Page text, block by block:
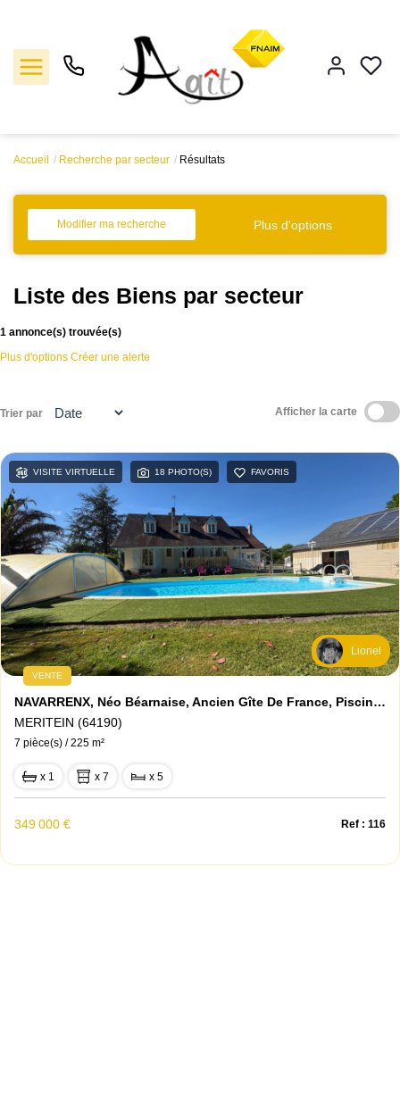
Location
Notre agence
Contact
Accueil Recherche par secteur Résultats
Modifier ma recherche Plus d'options
Liste des Biens par secteur
1 annonce(s) trouvée(s)
Plus d'options Créer une alerte
Trier par Afficher la carte
VISITE VIRTUELLE 18 PHOTO(S) FAVORIS
Lionel
VENTE
NAVARRENX, Néo Béarnaise, Ancien Gîte De France, Piscine Et Dépendances
MERITEIN (64190)
7 pièce(s) / 225 m²
x 1 x 7 x 5
349 000 € Ref : 116